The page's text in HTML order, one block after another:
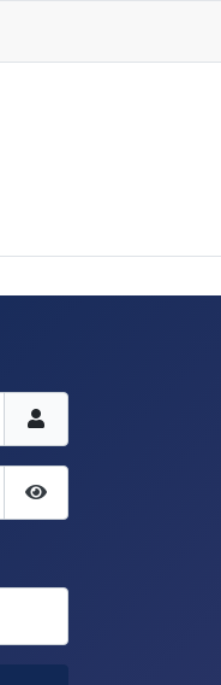
Passwort anzeigen